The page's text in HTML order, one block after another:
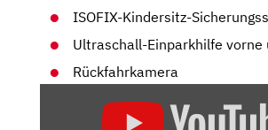
ISOFIX-Kindersitz-
Ultraschall-Einparkhilfe vorne
Rückfahrkamera